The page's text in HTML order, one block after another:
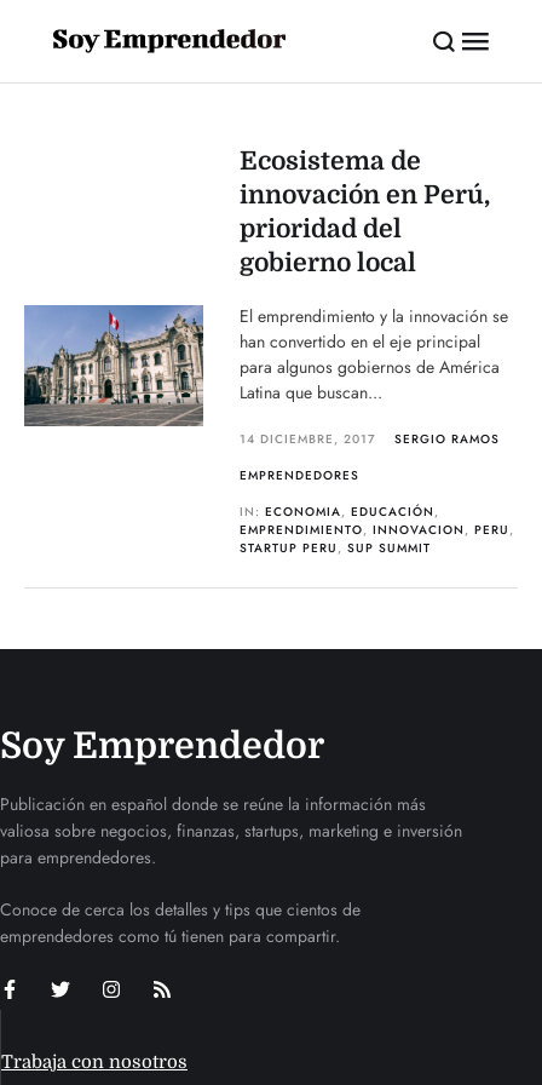
Ecosistema de
innovación en Perú,
prioridad del
gobierno local
El emprendimiento y la innovación se
han convertido en el eje principal
para algunos gobiernos de América
Latina que buscan...
14 DICIEMBRE, 2017
SERGIO RAMOS
EMPRENDEDORES
IN:ECONOMIA,EDUCACIÓN ,
EMPRENDIMIENTO,INNOVACION ,PERU ,
STARTUP PERU ,SUP SUMMIT
Soy Emprendedor
Publicación en español donde se reúne la información más
valiosa sobre negocios, finanzas, startups, marketing e inversión
para emprendedores.
Conoce de cerca los detalles y tips que cientos de
emprendedores como tú tienen para compartir.
Trabaja con nosotros